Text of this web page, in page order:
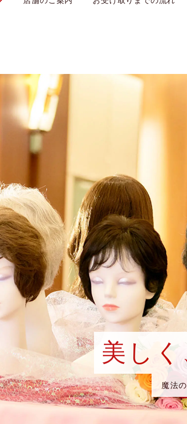
ポイントウィッグ
オールウィッグ
お手入れ方法
美しく
魔法